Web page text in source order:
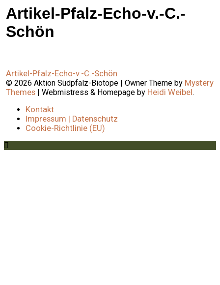
Artikel-Pfalz-Echo-v.-C.-
Schön
Beitragsnavigation
Artikel-Pfalz-Echo-v.-C.-Schön
©2026Aktion Südpfalz-Biotope |Owner Theme by Mystery
Themes |Webmistress & Homepage by Heidi Weibel.
Kontakt
Impressum | Datenschutz
Cookie-Richtlinie (EU)